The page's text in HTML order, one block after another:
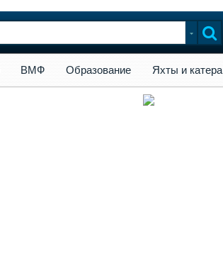
ВМФ Образование Яхты и катера